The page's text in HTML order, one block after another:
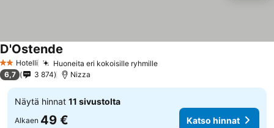
2 Tähtiluokitus
Hotelli Huoneita eri kokoisille ryhmilleKatso hinnat
D'Ostende
6,7 3 874 Nizza
Näytä hinnat 11 sivustolta
Alkaen 49 € Katso hinnat